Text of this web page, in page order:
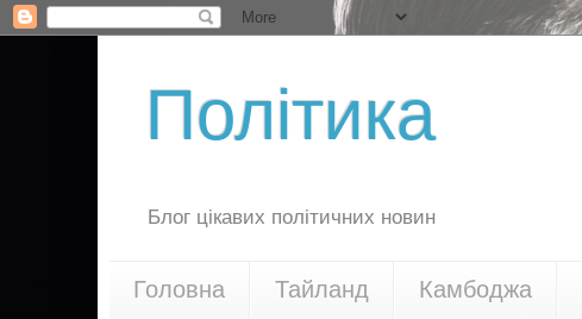
Політика
Блог цікавих політичних новин
Головна Тайланд Камбоджа